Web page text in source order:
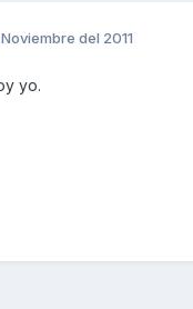
del 2011
yo.